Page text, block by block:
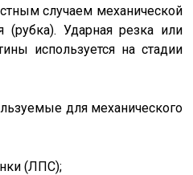
случаем механической
(рубка). Ударная резка или
используется на стадии
для механического
(ЛПС);